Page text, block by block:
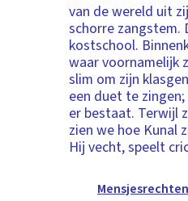
van de wereld uit
schorre zangstem.
kostschool.
waar voornamelijk
slim om zijn
een duet te
er bestaat. Terwijl
zien we hoe Kunal
Hij vecht, speelt
Mensjesrechten